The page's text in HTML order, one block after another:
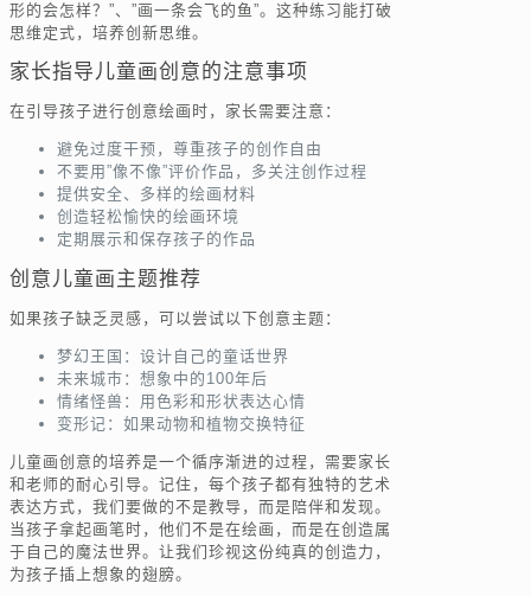
形的会怎样？”、”画一条会飞的鱼”。这种练习能打破
思维定式，培养创新思维。
家长指导儿童画创意的注意事项
在引导孩子进行创意绘画时，家长需要注意：
避免过度干预，尊重孩子的创作自由
不要用”像不像”评价作品，多关注创作过程
提供安全、多样的绘画材料
创造轻松愉快的绘画环境
定期展示和保存孩子的作品
创意儿童画主题推荐
如果孩子缺乏灵感，可以尝试以下创意主题：
梦幻王国：设计自己的童话世界
未来城市：想象中的100年后
情绪怪兽：用色彩和形状表达心情
变形记：如果动物和植物交换特征
儿童画创意的培养是一个循序渐进的过程，需要家长
和老师的耐心引导。记住，每个孩子都有独特的艺术
表达方式，我们要做的不是教导，而是陪伴和发现。
当孩子拿起画笔时，他们不是在绘画，而是在创造属
于自己的魔法世界。让我们珍视这份纯真的创造力，
为孩子插上想象的翅膀。